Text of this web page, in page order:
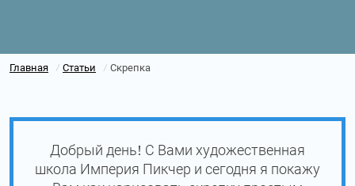
Главная / Статьи / Скрепка
Добрый день! С Вами художественная
школа Империя Пикчер и сегодня я покажу